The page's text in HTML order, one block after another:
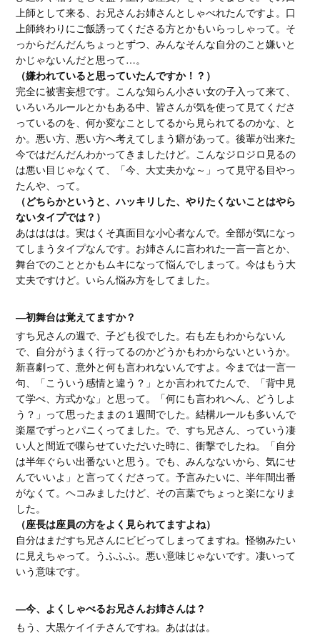
上師として来る、お兄さんお姉さんとしゃべれたんですよ。口
上師終わりにご飯誘ってくださる方とかもいらっしゃって。そ
っからだんだんちょっとずつ、みんなそんな自分のこと嫌いと
かじゃないんだと思って…。
（嫌われていると思っていたんですか！？）
完全に被害妄想です。こんな知らん小さい女の子入って来て、
いろいろルールとかもある中、皆さんが気を使って見てくださ
っているのを、何か変なことしてるから見られてるのかな、と
か。悪い方、悪い方へ考えてしまう癖があって。後輩が出来た
今ではだんだんわかってきましたけど。こんなジロジロ見るの
は悪い目じゃなくて、「今、大丈夫かな～」って見守る目やっ
たんや、って。
（どちらかというと、ハッキリした、やりたくないことはやら
ないタイプでは？）
あはははは。実はくそ真面目な小心者なんで。全部が気になっ
てしまうタイプなんです。お姉さんに言われた一言一言とか、
舞台でのこととかもムキになって悩んでしまって。今はもう大
丈夫ですけど。いらん悩み方をしてました。
―初舞台は覚えてますか？
すち兄さんの週で、子ども役でした。右も左もわからないん
で、自分がうまく行ってるのかどうかもわからないというか。
新喜劇って、意外と何も言われないんですよ。今までは一言一
句、「こういう感情と違う？」とか言われてたんで、「背中見
て学べ、方式かな」と思って。「何にも言われへん、どうしよ
う？」って思ったままの１週間でした。結構ルールも多いんで
楽屋でずっとパニくってました。で、すち兄さん、っていう凄
い人と間近で喋らせていただいた時に、衝撃でしたね。「自分
は半年ぐらい出番ないと思う。でも、みんなないから、気にせ
んでいいよ」と言ってくださって。予言みたいに、半年間出番
がなくて。ヘコみましたけど、その言葉でちょっと楽になりま
した。
（座長は座員の方をよく見られてますよね）
自分はまだすち兄さんにビビってしまってますね。怪物みたい
に見えちゃって。うふふふ。悪い意味じゃないです。凄いって
いう意味です。
―今、よくしゃべるお兄さんお姉さんは？
もう、大黒ケイイチさんですね。あははは。